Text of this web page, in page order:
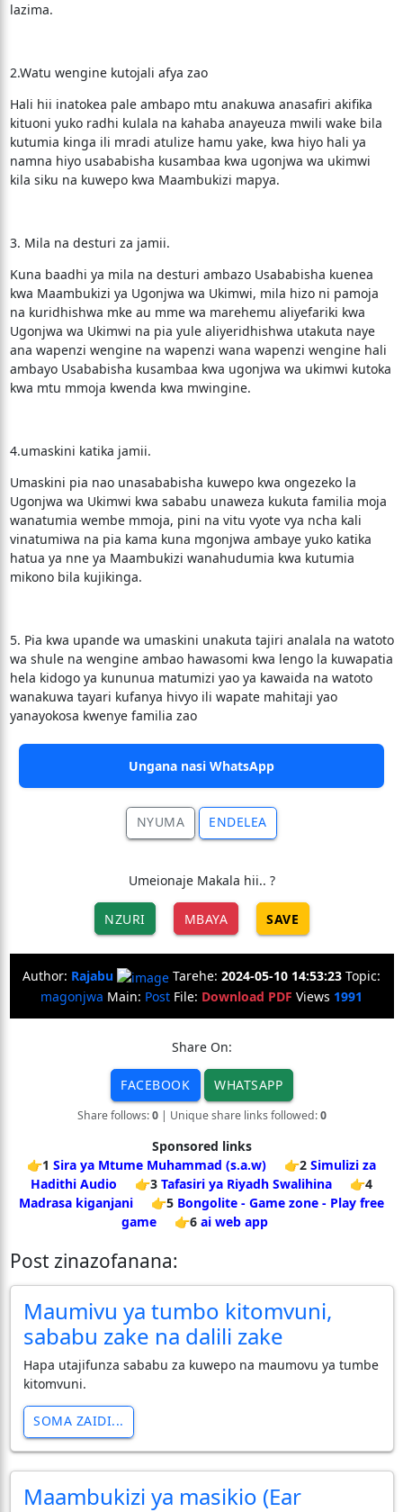
lazima.
2.Watu wengine kutojali afya zao
Hali hii inatokea pale ambapo mtu anakuwa anasafiri akifika
kituoni yuko radhi kulala na kahaba anayeuza mwili wake bila
kutumia kinga ili mradi atulize hamu yake, kwa hiyo hali ya
namna hiyo usababisha kusambaa kwa ugonjwa wa ukimwi
kila siku na kuwepo kwa Maambukizi mapya.
3. Mila na desturi za jamii.
Kuna baadhi ya mila na desturi ambazo Usababisha kuenea
kwa Maambukizi ya Ugonjwa wa Ukimwi, mila hizo ni pamoja
na kuridhishwa mke au mme wa marehemu aliyefariki kwa
Ugonjwa wa Ukimwi na pia yule aliyeridhishwa utakuta naye
ana wapenzi wengine na wapenzi wana wapenzi wengine hali
ambayo Usababisha kusambaa kwa ugonjwa wa ukimwi kutoka
kwa mtu mmoja kwenda kwa mwingine.
4.umaskini katika jamii.
Umaskini pia nao unasababisha kuwepo kwa ongezeko la
Ugonjwa wa Ukimwi kwa sababu unaweza kukuta familia moja
wanatumia wembe mmoja, pini na vitu vyote vya ncha kali
vinatumiwa na pia kama kuna mgonjwa ambaye yuko katika
hatua ya nne ya Maambukizi wanahudumia kwa kutumia
mikono bila kujikinga.
5. Pia kwa upande wa umaskini unakuta tajiri analala na watoto
wa shule na wengine ambao hawasomi kwa lengo la kuwapatia
hela kidogo ya kununua matumizi yao ya kawaida na watoto
wanakuwa tayari kufanya hivyo ili wapate mahitaji yao
yanayokosa kwenye familia zao
Ungana nasi WhatsApp
NYUMA ENDELEA
Umeionaje Makala hii.. ?
NZURI MBAYA SAVE
Author: Rajabu Tarehe: 2024-05-10 14:53:23 Topic:
magonjwa Main: Post File: Download PDF Views 1991
Share On:
FACEBOOK WHATSAPP
Share follows:0| Unique share links followed:0
Sponsored links
👉1 Sira ya Mtume Muhammad (s.a.w) 👉2 Simulizi za
Hadithi Audio
👉3 Tafasiri ya Riyadh Swalihina
👉4
Madrasa kiganjani
👉5 Bongolite - Game zone - Play free
game
👉6 ai web app
Post zinazofanana:
Maumivu ya tumbo kitomvuni,
sababu zake na dalili zake
Hapa utajifunza sababu za kuwepo na maumovu ya tumbe
kitomvuni.
SOMA ZAIDI...
Maambukizi ya masikio (Ear